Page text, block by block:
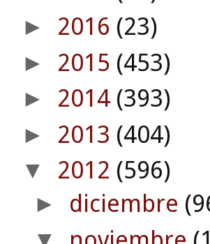
► 2016 (23)
► 2015 (453)
► 2014 (393)
► 2013 (404)
▼ 2012 (596)
► diciembre